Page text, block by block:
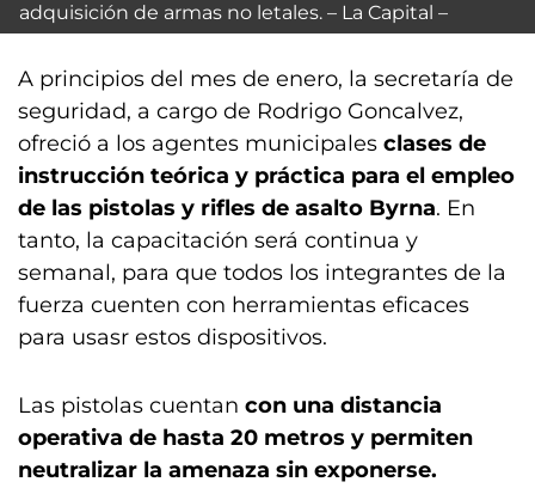
adquisición de armas no letales. – La Capital –
A principios del mes de enero, la secretaría de
seguridad, a cargo de Rodrigo Goncalvez,
ofreció a los agentes municipales clases de
instrucción teórica y práctica para el empleo
de las pistolas y rifles de asalto Byrna. En
tanto, la capacitación será continua y
semanal, para que todos los integrantes de la
fuerza cuenten con herramientas eficaces
para usasr estos dispositivos.
Las pistolas cuentan con una distancia
operativa de hasta 20 metros y permiten
neutralizar la amenaza sin exponerse.